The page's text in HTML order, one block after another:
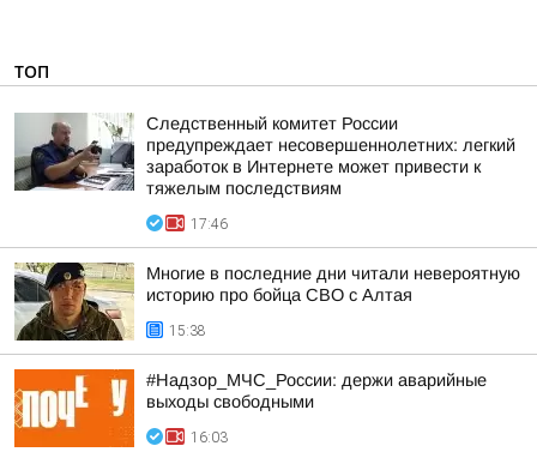
ТОП
Следственный комитет России
предупреждает несовершеннолетних: легкий
заработок в Интернете может привести к
тяжелым последствиям
17:46
Многие в последние дни читали невероятную
историю про бойца СВО с Алтая
15:38
#Надзор_МЧС_России: держи аварийные
выходы свободными
16:03